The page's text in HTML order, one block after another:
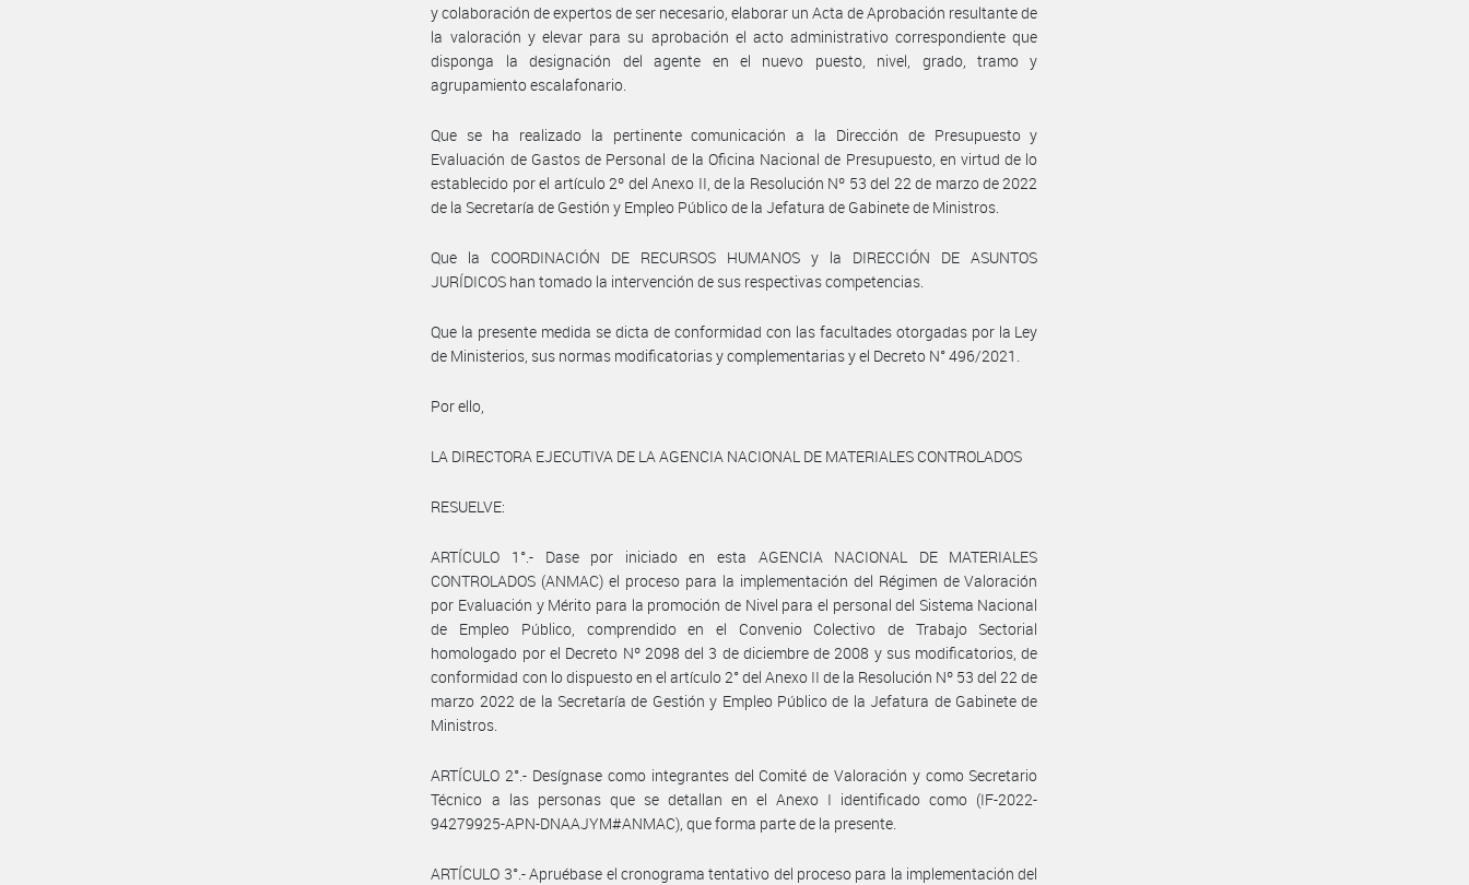
y colaboración de expertos de ser necesario, elaborar un Acta de Aprobación resultante de
la valoración y elevar para su aprobación el acto administrativo correspondiente que
disponga la designación del agente en el nuevo puesto, nivel, grado, tramo y
agrupamiento escalafonario.
Que se ha realizado la pertinente comunicación a la Dirección de Presupuesto y
Evaluación de Gastos de Personal de la Oficina Nacional de Presupuesto, en virtud de lo
establecido por el artículo 2º del Anexo II, de la Resolución Nº 53 del 22 de marzo de 2022
de la Secretaría de Gestión y Empleo Público de la Jefatura de Gabinete de Ministros.
Que la COORDINACIÓN DE RECURSOS HUMANOS y la DIRECCIÓN DE ASUNTOS
JURÍDICOS han tomado la intervención de sus respectivas competencias.
Que la presente medida se dicta de conformidad con las facultades otorgadas por la Ley
de Ministerios, sus normas modificatorias y complementarias y el Decreto N° 496/2021.
Por ello,
LA DIRECTORA EJECUTIVA DE LA AGENCIA NACIONAL DE MATERIALES CONTROLADOS
RESUELVE:
ARTÍCULO 1°.- Dase por iniciado en esta AGENCIA NACIONAL DE MATERIALES
CONTROLADOS (ANMAC) el proceso para la implementación del Régimen de Valoración
por Evaluación y Mérito para la promoción de Nivel para el personal del Sistema Nacional
de Empleo Público, comprendido en el Convenio Colectivo de Trabajo Sectorial
homologado por el Decreto Nº 2098 del 3 de diciembre de 2008 y sus modificatorios, de
conformidad con lo dispuesto en el artículo 2° del Anexo II de la Resolución Nº 53 del 22 de
marzo 2022 de la Secretaría de Gestión y Empleo Público de la Jefatura de Gabinete de
Ministros.
ARTÍCULO 2°.- Desígnase como integrantes del Comité de Valoración y como Secretario
Técnico a las personas que se detallan en el Anexo I identificado como (IF-2022-
94279925-APN-DNAAJYM#ANMAC), que forma parte de la presente.
ARTÍCULO 3°.- Apruébase el cronograma tentativo del proceso para la implementación del